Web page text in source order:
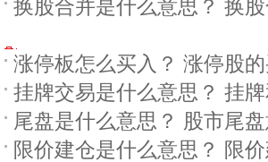
换股合并是什么意思？ 换
涨停板怎么买入？ 涨停股
挂牌交易是什么意思？ 挂
尾盘是什么意思？ 股市尾
限价建仓是什么意思？ 限